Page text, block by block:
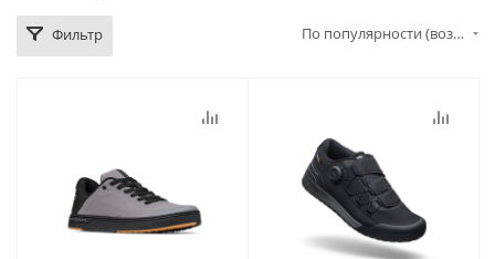
Фильтр По популярности (возрастание)